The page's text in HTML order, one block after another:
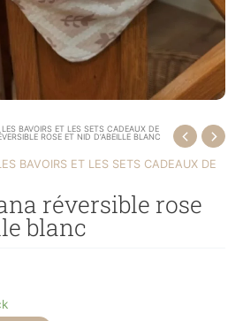
LES BAVOIRS ET LES SETS CADEAUX DE
ROSE ET NID D’ABEILLE BLANC
BAVOIRS ET LES SETS CADEAUX DE
réversible rose
blanc